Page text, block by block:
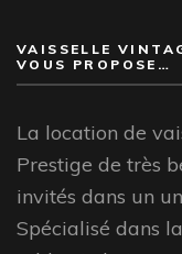
VAISSELLE
VOUS PROPOSE…
La location de
Prestige de très
invités dans un
Spécialisé dans